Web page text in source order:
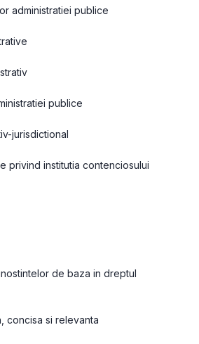
administratiei publice
publice
jurisdictional
privind institutia contenciosului
de baza in dreptul
concisa si relevanta